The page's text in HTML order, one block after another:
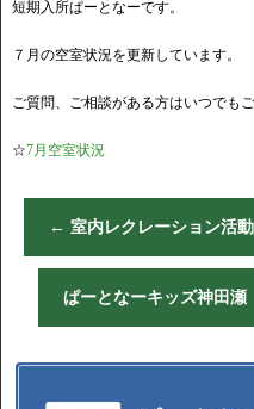
短期入所ぱーとなーです。
７月の空室状況を更新しています。
ご質問、ご相談がある方はいつでも
☆7月空室状況
← 室内レクレーション活
ぱーとなーキッズ神田